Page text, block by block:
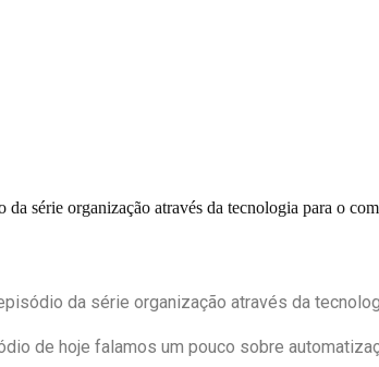
da série organização através da tecnologia para o
da série organização através da
de hoje falamos um pouco sobre